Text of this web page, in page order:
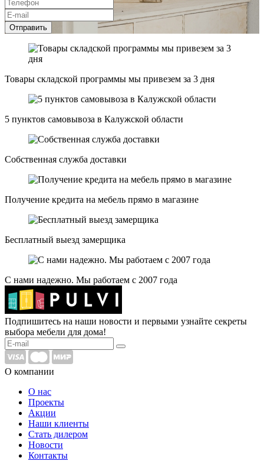
Отправить
Товары складской программы мы привезем за 3 дня
5 пунктов самовывоза в Калужской области
Собственная служба доставки
Получение кредита на мебель прямо в магазине
Бесплатный выезд замерщика
С нами надежно. Мы работаем с 2007 года
Подпишитесь на наши новости и первыми узнайте секреты
выбора мебели для дома!
О компании
О нас
Проекты
Акции
Наши клиенты
Стать дилером
Новости
Контакты